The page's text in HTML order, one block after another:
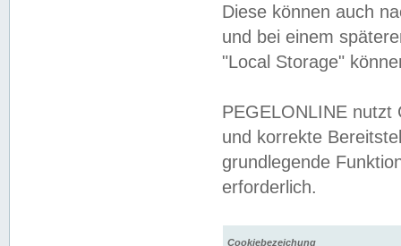
Diese können auch
und bei einem
"Local Storage"
PEGELONLINE nutzt
und korrekte
grundlegende
erforderlich.
Cookiebezeichung